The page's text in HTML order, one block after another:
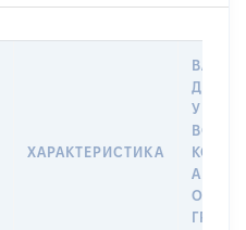
ХАРАКТЕРИСТИКА
ДАТУ
У
АБО